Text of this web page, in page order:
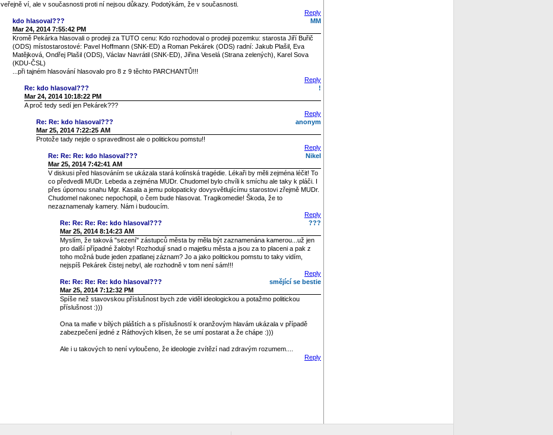
veřejně ví, ale v současnosti proti ní nejsou důkazy. Podotýkám, že v současnosti.
Reply
MM
kdo hlasoval???
Mar 24, 2014 7:55:42 PM
Kromě Pekárka hlasovali o prodeji za TUTO cenu: Kdo rozhodoval o prodeji pozemku: starosta Jiří Buřič
(ODS) místostarostové: Pavel Hoffmann (SNK-ED) a Roman Pekárek (ODS) radní: Jakub Plašil, Eva
Matějková, Ondřej Plašil (ODS), Václav Navrátil (SNK-ED), Jiřina Veselá (Strana zelených), Karel Sova
(KDU-ČSL)
...při tajném hlasování hlasovalo pro 8 z 9 těchto PARCHANTŮ!!!
Reply
!
Re: kdo hlasoval???
Mar 24, 2014 10:18:22 PM
A proč tedy sedí jen Pekárek???
Reply
anonym
Re: Re: kdo hlasoval???
Mar 25, 2014 7:22:25 AM
Protože tady nejde o spravedlnost ale o politickou pomstu!!
Reply
Nikel
Re: Re: Re: kdo hlasoval???
Mar 25, 2014 7:42:41 AM
V diskusi před hlasováním se ukázala stará kolínská tragédie. Lékaři by měli zejména léčit! To
co předvedli MUDr. Lebeda a zejména MUDr. Chudomel bylo chvíli k smíchu ale taky k pláči. I
přes úpornou snahu Mgr. Kasala a jemu polopaticky dovysvětlujícímu starostovi zřejmě MUDr.
Chudomel nakonec nepochopil, o čem bude hlasovat. Tragikomedie! Škoda, že to
nezaznamenaly kamery. Nám i budoucím.
Reply
???
Re: Re: Re: Re: kdo hlasoval???
Mar 25, 2014 8:14:23 AM
Myslím, že taková "sezení" zástupců města by měla být zaznamenána kamerou...už jen
pro další případné žaloby! Rozhodují snad o majetku města a jsou za to placeni a pak z
toho možná bude jeden zpatlanej záznam? Jo a jako politickou pomstu to taky vidím,
nejspíš Pekárek čistej nebyl, ale rozhodně v tom není sám!!!
Reply
smějící se bestie
Re: Re: Re: Re: kdo hlasoval???
Mar 25, 2014 7:12:32 PM
Spíše než stavovskou příslušnost bych zde viděl ideologickou a potažmo politickou
příslušnost :)))
Ona ta mafie v bílých pláštích a s příslušností k oranžovým hlavám ukázala v případě
zabezpečení jedné z Ráthových klisen, že se umí postarat a že chápe :)))
Ale i u takových to není vyloučeno, že ideologie zvítězí nad zdravým rozumem....
Reply